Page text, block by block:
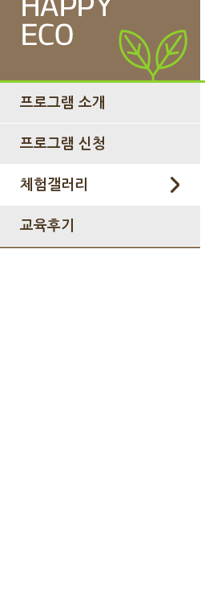
프로그램 소개
프로그램 신청
체험갤러리
교육후기